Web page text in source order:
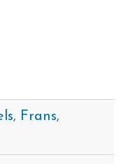
, Frans,